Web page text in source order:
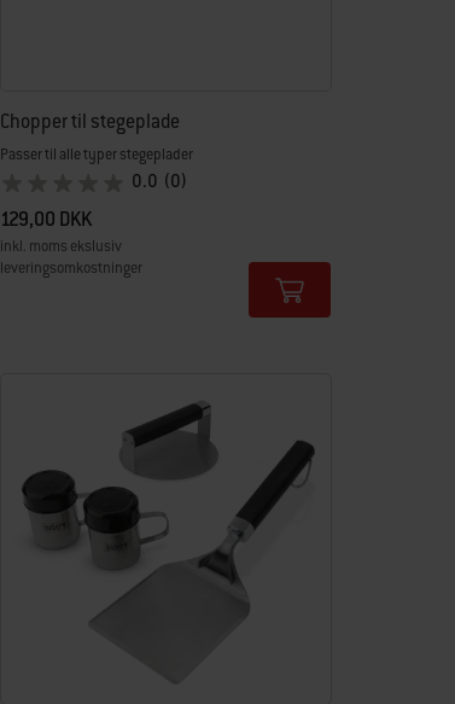
Chopper til stegeplade
Passer til alle typer stegeplader
0.0 (0)
129,00 DKK
inkl. moms ekslusiv
leveringsomkostninger